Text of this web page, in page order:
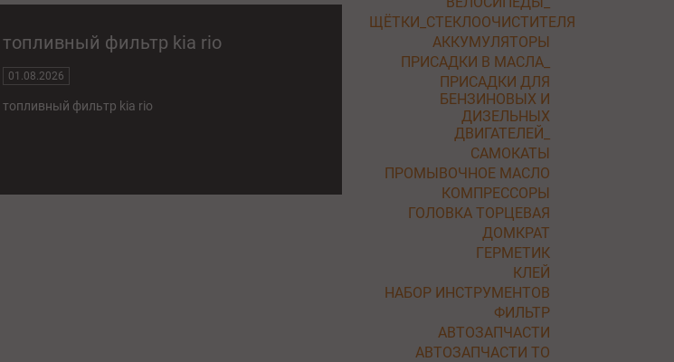
ЩЁТКИ_СТЕКЛООЧИСТИТЕЛЯ
АККУМУЛЯТОРЫ
ПРИСАДКИ В МАСЛА_
ПРИСАДКИ ДЛЯ
БЕНЗИНОВЫХ И
ДИЗЕЛЬНЫХ
ДВИГАТЕЛЕЙ_
САМОКАТЫ
ПРОМЫВОЧНОЕ МАСЛО
КОМПРЕССОРЫ
ГОЛОВКА ТОРЦЕВАЯ
ДОМКРАТ
ГЕРМЕТИК
КЛЕЙ
НАБОР ИНСТРУМЕНТОВ
ФИЛЬТР
АВТОЗАПЧАСТИ
АВТОЗАПЧАСТИ ТО
топливный фильтр kia rio
01.08.2026
топливный фильтр kia rio